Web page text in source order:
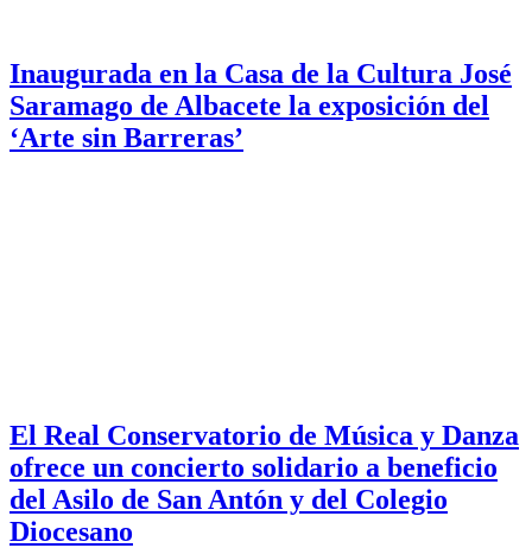
Inaugurada en la Casa de la Cultura José
Saramago de Albacete la exposición del
‘Arte sin Barreras’
El Real Conservatorio de Música y Danza
ofrece un concierto solidario a beneficio
del Asilo de San Antón y del Colegio
Diocesano